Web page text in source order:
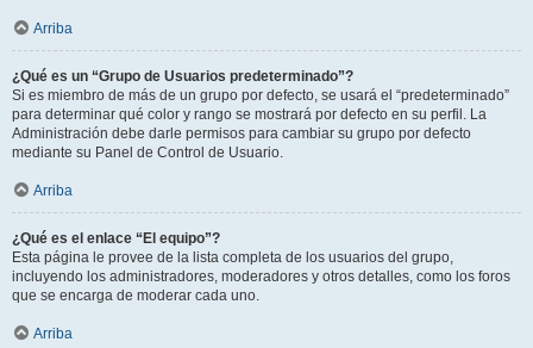
Arriba
¿Qué es un “Grupo de Usuarios predeterminado”?
Si es miembro de más de un grupo por defecto, se usará el “predeterminado”
para determinar qué color y rango se mostrará por defecto en su perfil. La
Administración debe darle permisos para cambiar su grupo por defecto
mediante su Panel de Control de Usuario.
Arriba
¿Qué es el enlace “El equipo”?
Esta página le provee de la lista completa de los usuarios del grupo,
incluyendo los administradores, moderadores y otros detalles, como los foros
que se encarga de moderar cada uno.
Arriba